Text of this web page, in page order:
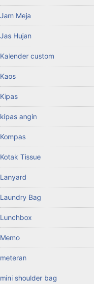
Jam Meja
Jas Hujan
Kalender custom
Kaos
Kipas
kipas angin
Kompas
Kotak Tissue
Lanyard
Laundry Bag
Lunchbox
Memo
meteran
mini shoulder bag